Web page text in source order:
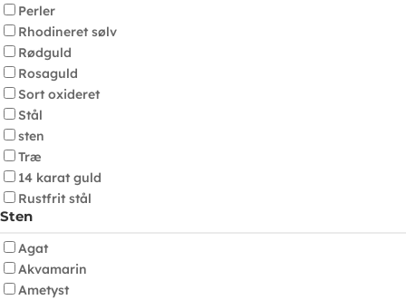
Perler
Rhodineret sølv
Rødguld
Rosaguld
Sort oxideret
Stål
sten
Træ
14 karat guld
Rustfrit stål
Sten
Agat
Akvamarin
Ametyst